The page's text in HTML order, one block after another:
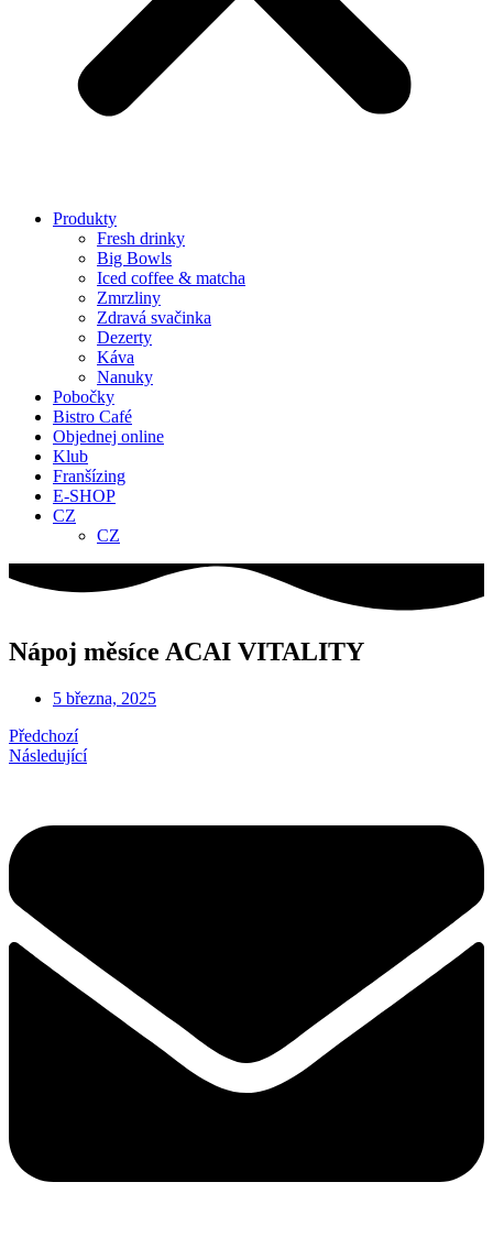
Produkty
Fresh drinky
Big Bowls
Iced coffee & matcha
Zmrzliny
Zdravá svačinka
Dezerty
Káva
Nanuky
Pobočky
Bistro Café
Objednej online
Klub
Franšízing
E-SHOP
CZ
CZ
Nápoj měsíce ACAI VITALITY
5 března, 2025
Předchozí
Následující